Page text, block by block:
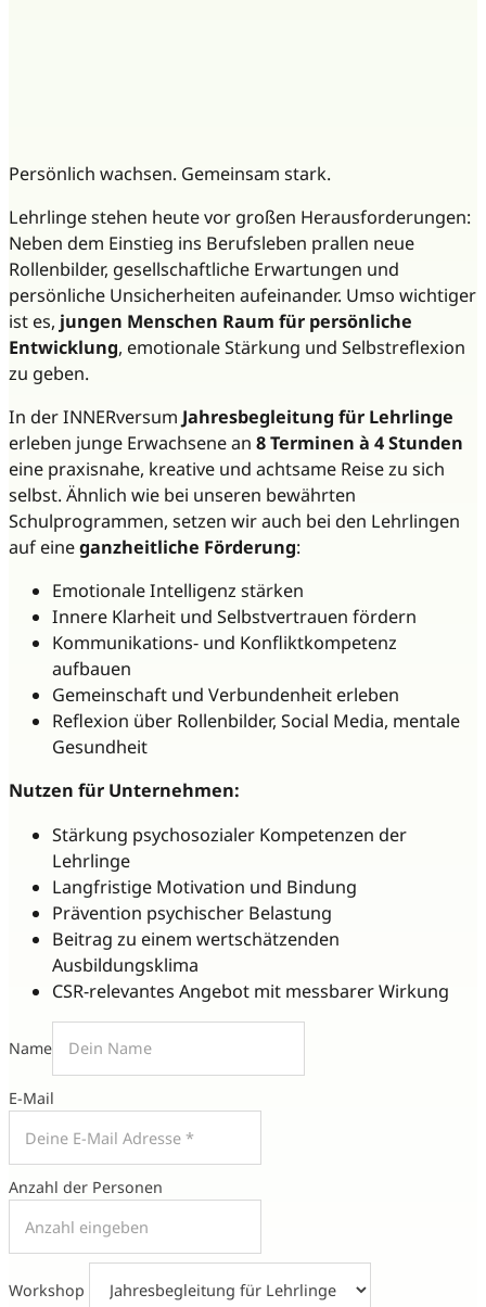
Persönlich wachsen. Gemeinsam stark.
Lehrlinge stehen heute vor großen Herausforderungen:
Neben dem Einstieg ins Berufsleben prallen neue
Rollenbilder, gesellschaftliche Erwartungen und
persönliche Unsicherheiten aufeinander. Umso wichtiger
ist es, jungen Menschen Raum für persönliche
Entwicklung, emotionale Stärkung und Selbstreflexion
zu geben.
In der INNERversum Jahresbegleitung für Lehrlinge
erleben junge Erwachsene an 8 Terminen à 4 Stunden
eine praxisnahe, kreative und achtsame Reise zu sich
selbst. Ähnlich wie bei unseren bewährten
Schulprogrammen, setzen wir auch bei den Lehrlingen
auf eineganzheitliche Förderung:
Emotionale Intelligenz stärken
Innere Klarheit und Selbstvertrauen fördern
Kommunikations- und Konfliktkompetenz
aufbauen
Gemeinschaft und Verbundenheit erleben
Reflexion über Rollenbilder, Social Media, mentale
Gesundheit
Nutzen für Unternehmen:
Stärkung psychosozialer Kompetenzen der
Lehrlinge
Langfristige Motivation und Bindung
Prävention psychischer Belastung
Beitrag zu einem wertschätzenden
Ausbildungsklima
CSR-relevantes Angebot mit messbarer Wirkung
Name
E-Mail
Anzahl der Personen
Workshop